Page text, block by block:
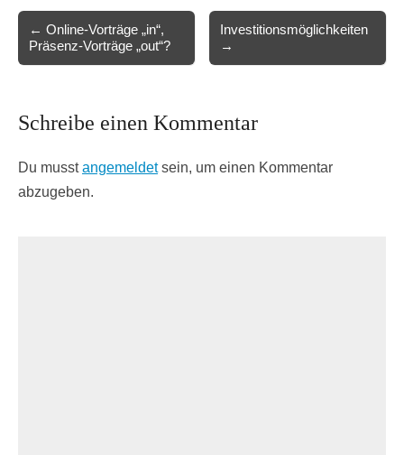
Post
navigation
← Online-Vorträge „in“,
Präsenz-Vorträge „out“?
Investitionsmöglichkeiten
→
Schreibe einen Kommentar
Du musstangemeldetsein, um einen Kommentar
abzugeben.